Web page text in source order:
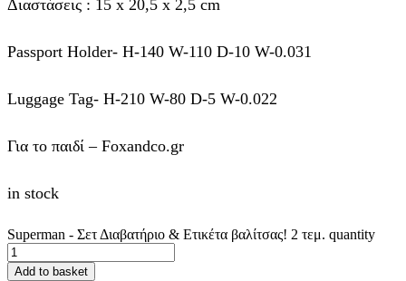
Διαστάσεις : 15 x 20,5 x 2,5 cm
Passport Holder- H-140 W-110 D-10 W-0.031
Luggage Tag- H-210 W-80 D-5 W-0.022
Για το παιδί – Foxandco.gr
in stock
Superman - Σετ Διαβατήριο & Ετικέτα βαλίτσας! 2 τεμ. quantity
Add to basket